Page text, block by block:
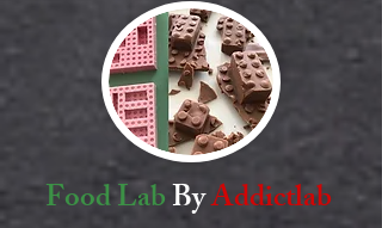
Food LabByAddictlab